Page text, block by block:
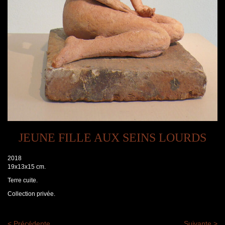
JEUNE FILLE AUX SEINS LOURDS
2018
19x13x15 cm.
Terre cuite.
Collection privée.